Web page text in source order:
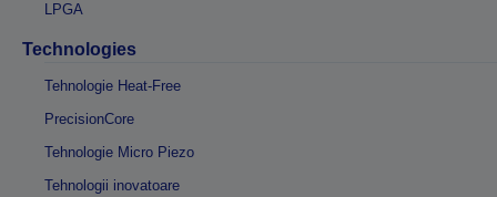
LPGA
Technologies
Tehnologie Heat-Free
PrecisionCore
Tehnologie Micro Piezo
Tehnologii inovatoare